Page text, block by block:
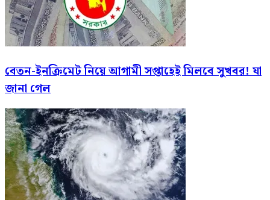
বেতন-ইনক্রিমেট নিয়ে আগামী সপ্তাহেই মিলবে সুখবর! যা
জানা গেল